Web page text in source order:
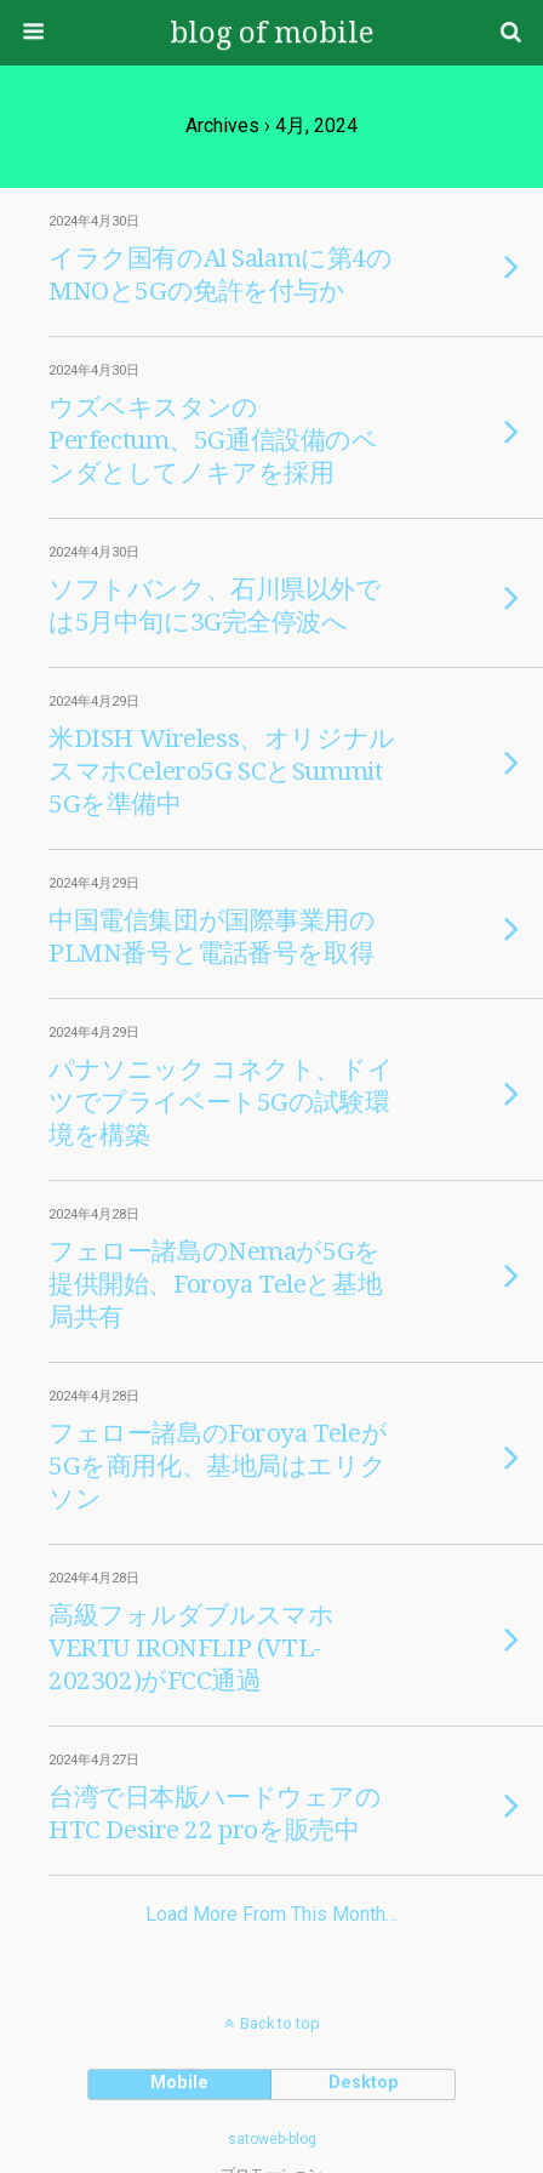
blog of mobile
Archives › 4月, 2024
2024年4月30日
イラク国有のAl Salamに第4の
MNOと5Gの免許を付与か
2024年4月30日
ウズベキスタンの
Perfectum、5G通信設備のベ
ンダとしてノキアを採用
2024年4月30日
ソフトバンク、石川県以外で
は5月中旬に3G完全停波へ
2024年4月29日
米DISH Wireless、オリジナル
スマホCelero5G SCとSummit
5Gを準備中
2024年4月29日
中国電信集団が国際事業用の
PLMN番号と電話番号を取得
2024年4月29日
パナソニック コネクト、ドイ
ツでプライベート5Gの試験環
境を構築
2024年4月28日
フェロー諸島のNemaが5Gを
提供開始、Foroya Teleと基地
局共有
2024年4月28日
フェロー諸島のForoya Teleが
5Gを商用化、基地局はエリク
ソン
2024年4月28日
高級フォルダブルスマホ
VERTU IRONFLIP (VTL-
202302)がFCC通過
2024年4月27日
台湾で日本版ハードウェアの
HTC Desire 22 proを販売中
Load More From This Month…
Back to top
Mobile Desktop
satoweb-blog